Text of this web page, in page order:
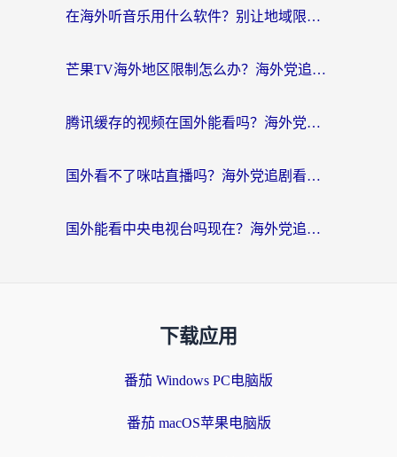
在海外听音乐用什么软件？别让地域限制断了你的华语歌单
芒果TV海外地区限制怎么办？海外党追剧看片的实用加速器选择指南
腾讯缓存的视频在国外能看吗？海外党追剧看片的终极解决方案
国外看不了咪咕直播吗？海外党追剧看片的加速器选择指南
国外能看中央电视台吗现在？海外党追剧看央视的实用指南
下载应用
番茄 Windows PC电脑版
番茄 macOS苹果电脑版